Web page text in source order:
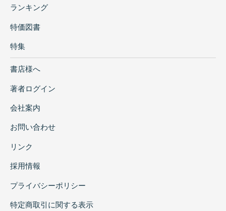
ランキング
特価図書
特集
書店様へ
著者ログイン
会社案内
お問い合わせ
リンク
採用情報
プライバシーポリシー
特定商取引に関する表示